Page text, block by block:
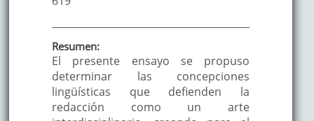
Resumen:
El presente ensayo se propuso
determinar las concepciones
lingüísticas que defienden la
redacción como un arte